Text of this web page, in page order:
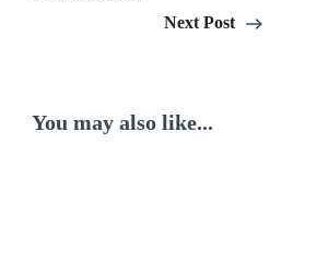
Next Post
You may also like...